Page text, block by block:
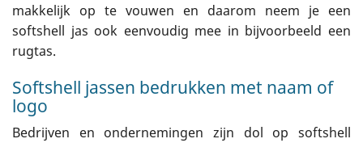
makkelijk op te vouwen en daarom neem je een
softshell jas ook eenvoudig mee in bijvoorbeeld een
rugtas.
Softshell jassen bedrukken met naam of
logo
Bedrijven en ondernemingen zijn dol op softshell